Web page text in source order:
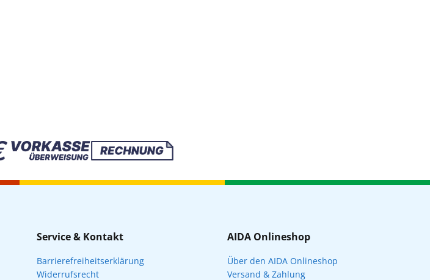
Service & Kontakt
Barrierefreiheitserklärung
Widerrufsrecht
AIDA Onlineshop
Über den AIDA Onlineshop
Versand & Zahlung